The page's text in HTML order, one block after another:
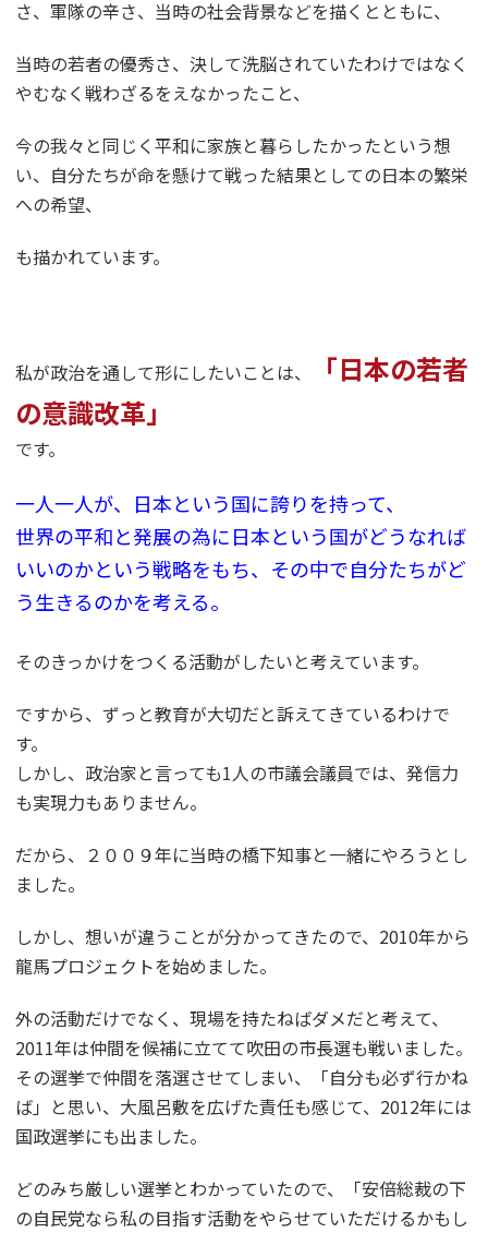
さ、軍隊の辛さ、当時の社会背景などを描くとともに、
当時の若者の優秀さ、決して洗脳されていたわけではなく
やむなく戦わざるをえなかったこと、
今の我々と同じく平和に家族と暮らしたかったという想
い、自分たちが命を懸けて戦った結果としての日本の繁栄
への希望、
も描かれています。
私が政治を通して形にしたいことは、
「日本の若者
の意識改革」
です。
一人一人が、日本という国に誇りを持って、
世界の平和と発展の為に日本という国がどうなれば
いいのかという戦略をもち、その中で自分たちがど
う生きるのかを考える。
そのきっかけをつくる活動がしたいと考えています。
ですから、ずっと教育が大切だと訴えてきているわけで
す。
しかし、政治家と言っても1人の市議会議員では、発信力
も実現力もありません。
だから、２００９年に当時の橋下知事と一緒にやろうとし
ました。
しかし、想いが違うことが分かってきたので、2010年から
龍馬プロジェクトを始めました。
外の活動だけでなく、現場を持たねばダメだと考えて、
2011年は仲間を候補に立てて吹田の市長選も戦いました。
その選挙で仲間を落選させてしまい、「自分も必ず行かね
ば」と思い、大風呂敷を広げた責任も感じて、2012年には
国政選挙にも出ました。
どのみち厳しい選挙とわかっていたので、「安倍総裁の下
の自民党なら私の目指す活動をやらせていただけるかもし